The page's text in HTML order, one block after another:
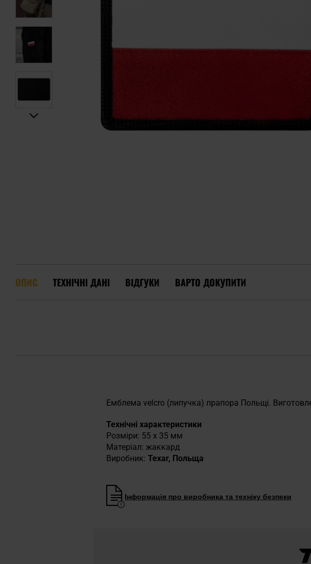
ОПИС ТЕХНІЧНІ ДАНІ ВІДГУКИ ВАРТО ДОКУПИТИ
Емблема velcro (липучка) прапора Польщі.
Технічні характеристики
Розміри: 55 х 35 мм
Матеріал: жаккард
Виробник: Texar, Польща
Інформація про виробника та техніку безпеки